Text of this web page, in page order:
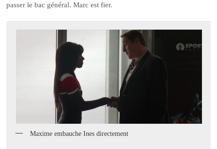
passer le bac général. Marc est fier.
Maxime embauche Ines directement